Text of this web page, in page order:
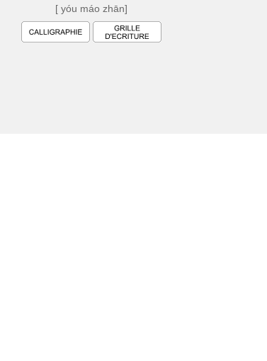
[ yóu máo zhān]